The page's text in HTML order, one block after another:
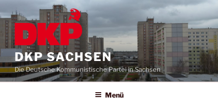
DKP SACHSEN
Die Deutsche Kommunistische Partei in Sachsen
Menü